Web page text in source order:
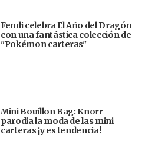
Fendi celebra El Año del Dragón
con una fantástica colección de
"Pokémon carteras"
Mini Bouillon Bag: Knorr
parodia la moda de las mini
carteras ¡y es tendencia!